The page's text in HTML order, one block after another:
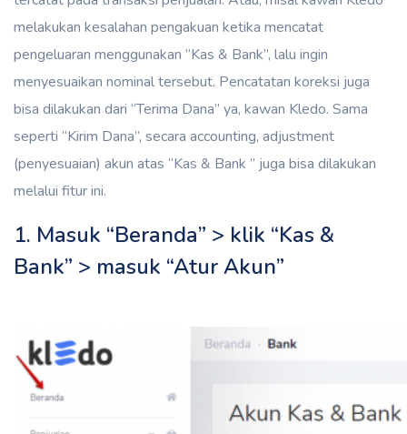
melakukan kesalahan pengakuan ketika mencatat
pengeluaran menggunakan “Kas & Bank”, lalu ingin
menyesuaikan nominal tersebut. Pencatatan koreksi juga
bisa dilakukan dari “Terima Dana” ya, kawan Kledo. Sama
seperti “Kirim Dana”, secara accounting, adjustment
(penyesuaian) akun atas “Kas & Bank ” juga bisa dilakukan
melalui fitur ini.
1. Masuk “Beranda” > klik “Kas &
Bank” > masuk “Atur Akun”